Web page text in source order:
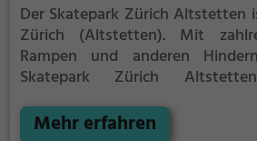
Der Skatepark Zürich Altstetten
Zürich (Altstetten). Mit
Rampen und anderen
Skatepark Zürich
stellen.
Mehr erfahren